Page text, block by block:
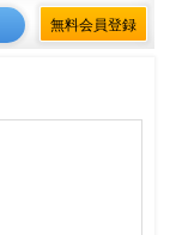
無料会員登録